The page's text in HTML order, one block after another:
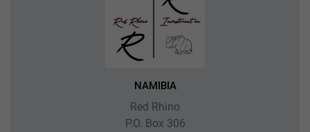
NAMIBIA
Red Rhino
P.O. Box 306